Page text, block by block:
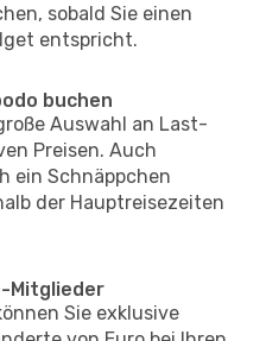
sobald Sie einen
entspricht.
buchen
Auswahl an Last-
Preisen. Auch
ein Schnäppchen
der Hauptreisezeiten
Mitglieder
Sie exklusive